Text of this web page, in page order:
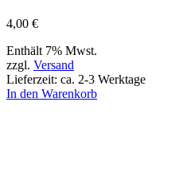
4,00 €
Enthält 7% Mwst.
zzgl. Versand
Lieferzeit: ca. 2-3 Werktage
In den Warenkorb